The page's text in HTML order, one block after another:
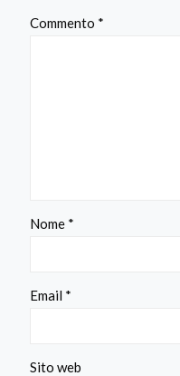
Commento *
Nome *
Email *
Sito web